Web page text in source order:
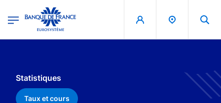
Banque de France - Menu Principal
Statistiques
Taux et cours